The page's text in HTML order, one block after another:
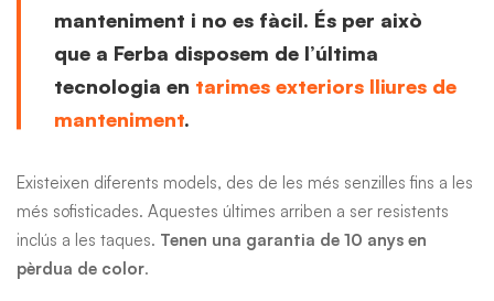
manteniment i no es fàcil. És per això
que a Ferba disposem de l’última
tecnologia en tarimes exteriors lliures de
manteniment.
Existeixen diferents models, des de les més senzilles fins a les
més sofisticades. Aquestes últimes arriben a ser resistents
inclús a les taques. Tenen una garantia de 10 anys en
pèrdua de color.